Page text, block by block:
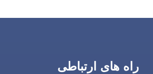
راه های ارتباطی